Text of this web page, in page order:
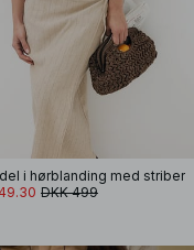
i hørblanding med striber
DKK 499